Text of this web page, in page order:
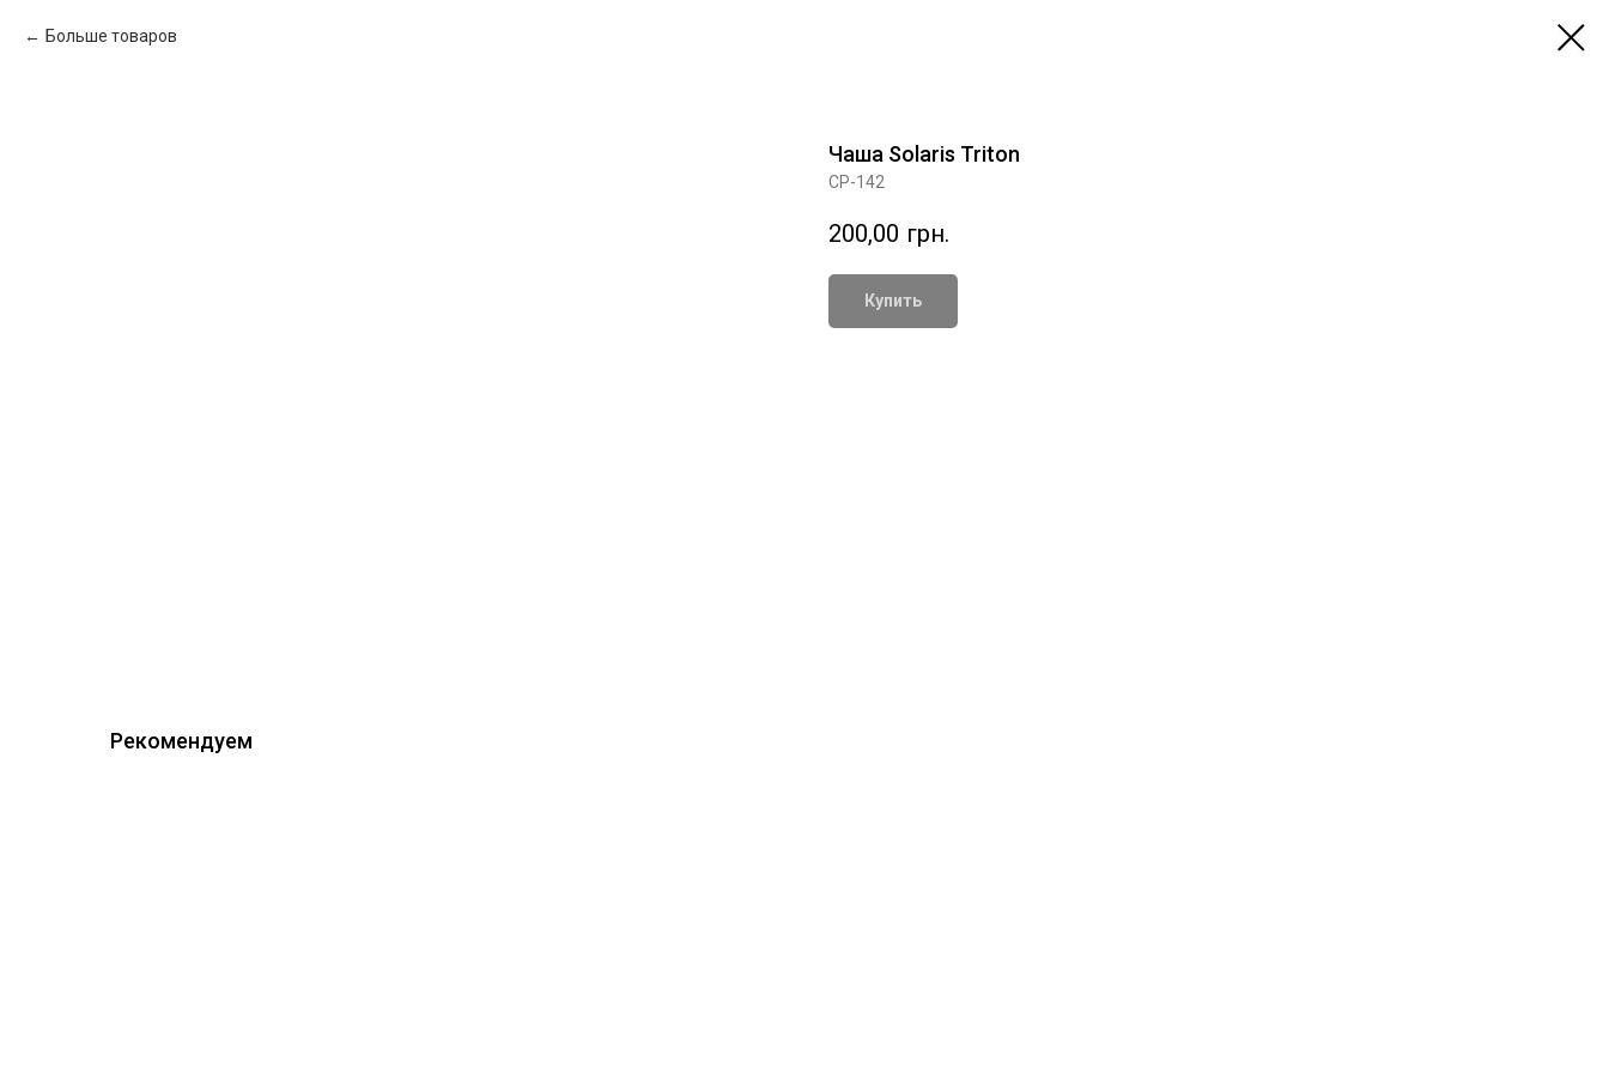
Больше товаров
Чаша Solaris Triton
CP-142
200,00 грн.
Купить
Рекомендуем